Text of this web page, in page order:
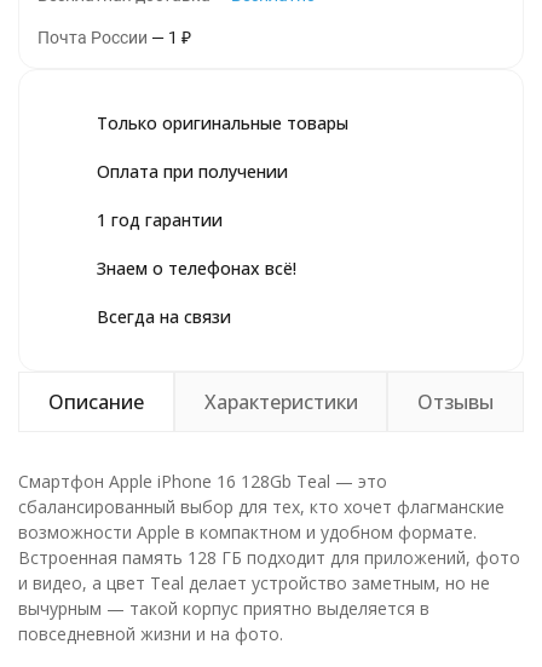
Почта России 1 ₽
Только оригинальные товары
Оплата при получении
1 год гарантии
Знаем о телефонах всё!
Всегда на связи
Описание Характеристики Отзывы
Смартфон Apple iPhone 16 128Gb Teal — это
сбалансированный выбор для тех, кто хочет флагманские
возможности Apple в компактном и удобном формате.
Встроенная память 128 ГБ подходит для приложений, фото
и видео, а цвет Teal делает устройство заметным, но не
вычурным — такой корпус приятно выделяется в
повседневной жизни и на фото.